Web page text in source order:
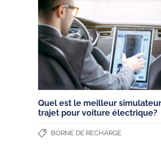
Quel est le meilleur
trajet pour voiture électrique?
BORNE DE RECHARGE